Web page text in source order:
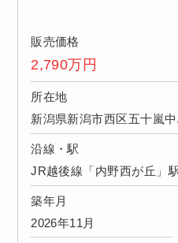
販売価格
2,790万円
所在地
新潟県新潟市西区五十嵐
沿線・駅
JR越後線「内野西が丘」
築年月
2026年11月